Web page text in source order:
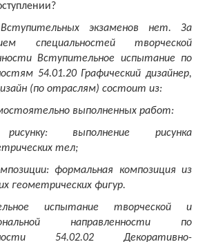
экзаменов нет. За
специальностей творческой
Вступительное испытание по
54.01.20 Графический дизайнер,
(по отраслям) состоит из:
выполненных работ:
выполнение рисунка
тел;
формальная композиция из
геометрических фигур.
испытание творческой и
направленности по
54.02.02 Декоративно-